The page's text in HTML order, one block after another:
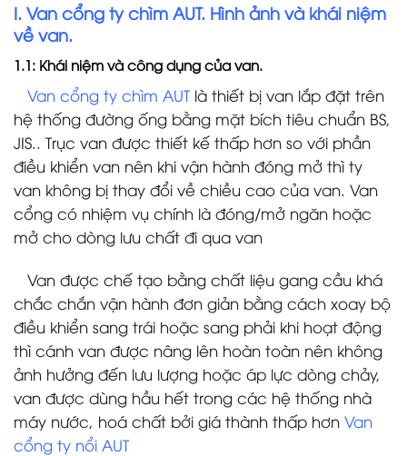
I. Van cổng ty chìm AUT. Hình ảnh và khái niệm
về van.
1.1: Khái niệm và công dụng của van.
Van cổng ty chìm AUT là thiết bị van lắp đặt trên
hệ thống đường ống bằng mặt bích tiêu chuẩn BS,
JIS.. Trục van được thiết kế thấp hơn so với phần
điều khiển van nên khi vận hành đóng mở thì ty
van không bị thay đổi về chiều cao của van. Van
cổng có nhiệm vụ chính là đóng/mở ngăn hoặc
mở cho dòng lưu chất đi qua van
Van được chế tạo bằng chất liệu gang cầu khá
chắc chắn vận hành đơn giản bằng cách xoay bộ
điều khiển sang trái hoặc sang phải khi hoạt động
thì cánh van được nâng lên hoàn toàn nên không
ảnh hưởng đến lưu lượng hoặc áp lực dòng chảy,
van được dùng hầu hết trong các hệ thống nhà
máy nước, hoá chất bởi giá thành thấp hơn Van
cổng ty nổi AUT